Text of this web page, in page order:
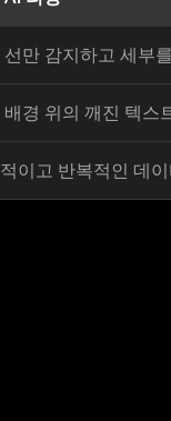
선만 감지하고 세부
배경 위의 깨진 텍스
이고 반복적인 데